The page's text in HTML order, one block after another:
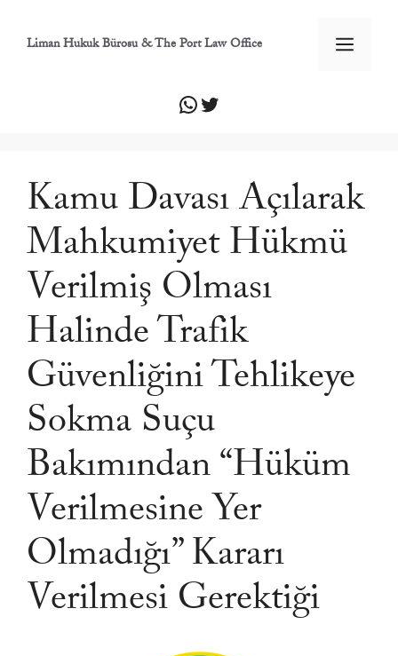
Liman Hukuk Bürosu & The Port Law Office
WhatsApp
Twitter
Kamu Davası Açılarak
Mahkumiyet Hükmü
Verilmiş Olması
Halinde Trafik
Güvenliğini Tehlikeye
Sokma Suçu
Bakımından “Hüküm
Verilmesine Yer
Olmadığı” Kararı
Verilmesi Gerektiği